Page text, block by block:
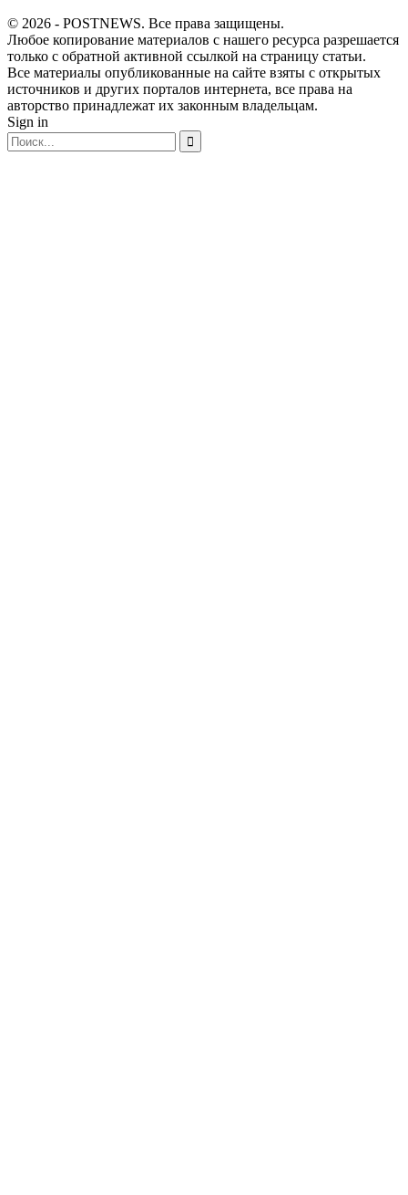
© 2026 - POSTNEWS. Все права защищены.
Любое копирование материалов с нашего ресурса разрешается
только с обратной активной ссылкой на страницу статьи.
Все материалы опубликованные на сайте взяты с открытых
источников и других порталов интернета, все права на
авторство принадлежат их законным владельцам.
Sign in